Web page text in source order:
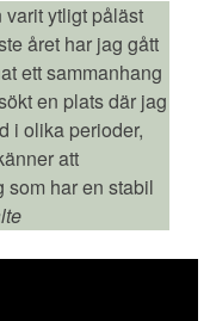
ytligt påläst
året har jag gått
ett sammanhang
en plats där jag
i olika perioder,
att
som har en stabil